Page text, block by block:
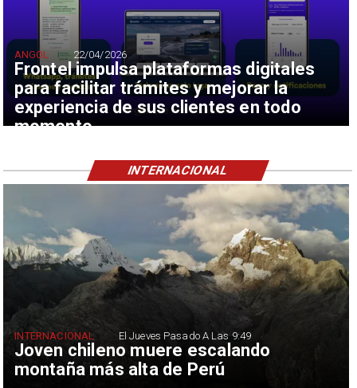
Frontel impulsa plataformas digitales
para facilitar trámites y mejorar la
experiencia de sus clientes en todo
momento
ANGOL 22/04/2026
Joven chileno muere escalando
montaña más alta de Perú
INTERNACIONAL El Jueves Pasado A Las 9:49
INTERNACIONAL